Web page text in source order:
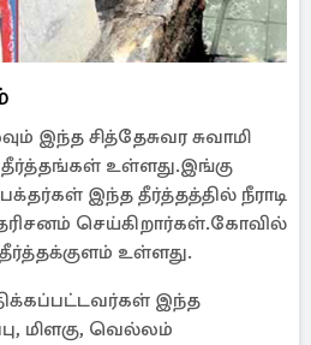
சித்தேசுவர சுவாமி
தீர்த்தங்கள் உள்ளது.இங்கு
இந்த தீர்த்தத்தில் நீராடி
தரிசனம் செய்கிறார்கள்.கோவில்
உள்ளது.
இந்த
மிளகு, வெல்லம்